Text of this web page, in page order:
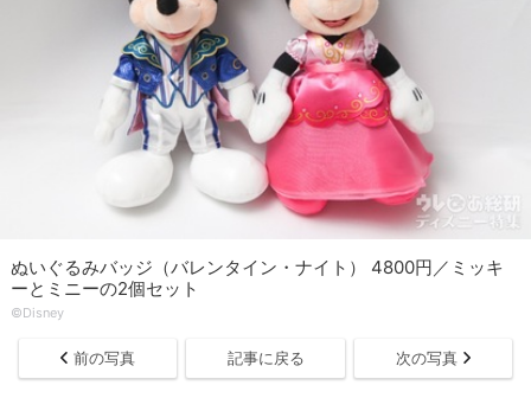
ぬいぐるみバッジ（バレンタイン・ナイト） 4800円／ミッキ
ーとミニーの2個セット
©Disney
前の写真 記事に戻る 次の写真